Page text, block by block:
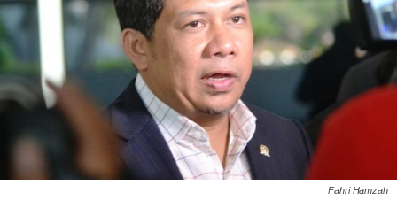
Fahri Hamzah